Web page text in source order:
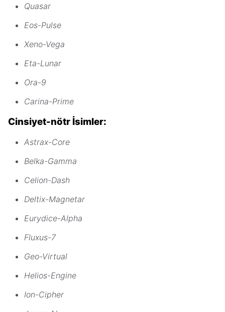
Quasar
Eos-Pulse
Xeno-Vega
Eta-Lunar
Ora-9
Carina-Prime
Cinsiyet-nötr İsimler:
Astrax-Core
Belka-Gamma
Celion-Dash
Deltix-Magnetar
Eurydice-Alpha
Fluxus-7
Geo-Virtual
Helios-Engine
Ion-Cipher